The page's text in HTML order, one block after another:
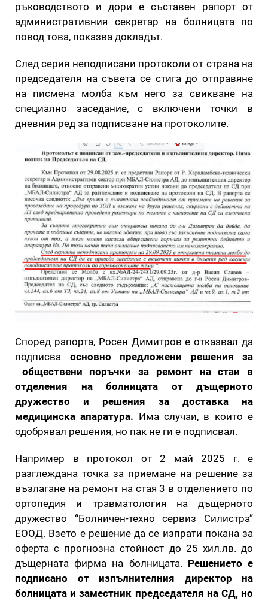
ръководството и дори е съставен рапорт от
административния секретар на болницата по
повод това, показва докладът.
След серия неподписани протоколи от страна на
председателя на съвета се стига до отправяне
на писмена молба към него за свикване на
специално заседание, с включени точки в
дневния ред за подписване на протоколите.
Според рапорта, Росен Димитров е отказвал да
подписва основно предложени решения за
обществени поръчки за ремонт на стаи в
отделения на болницата от дъщерното
дружество и решения за доставка на
медицинска апаратура. Има случаи, в които е
одобрявал решения, но пак не ги е подписвал.
Например в протокол от 2 май 2025 г. е
разглеждана точка за приемане на решение за
възлагане на ремонт на стая 3 в отделението по
ортопедия и травматология на дъщерното
дружество “Болничен-техно сервиз Силистра”
ЕООД. Взето е решение да се изпрати покана за
оферта с прогнозна стойност до 25 хил.лв. до
дъщерната фирма на болницата. Решението е
подписано от изпълнителния директор на
болницата и заместник председателя на СД, но